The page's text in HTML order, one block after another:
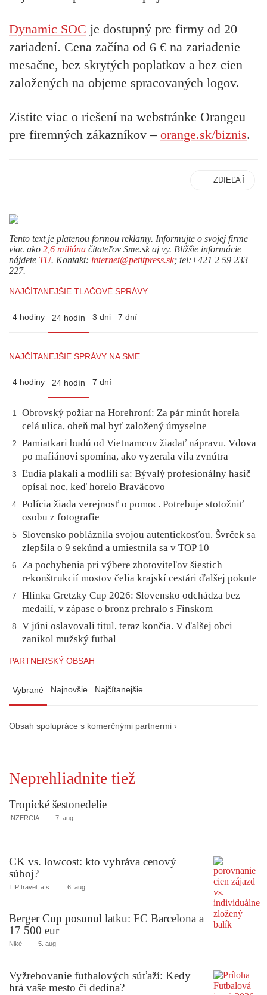
Dynamic SOC je dostupný pre firmy od 20
zariadení. Cena začína od 6 € na zariadenie
mesačne, bez skrytých poplatkov a bez cien
založených na objeme spracovaných logov.
Zistite viac o riešení na webstránke Orangeu
pre firemných zákazníkov – orange.sk/biznis.
ZDIEĽAŤ
Tento text je platenou formou reklamy. Informujte o svojej firme
viac ako 2,6 milióna čitateľov Sme.sk aj vy. Bližšie informácie
nájdete TU. Kontakt: internet@petitpress.sk; tel:+421 2 59 233
227.
NAJČÍTANEJŠIE TLAČOVÉ SPRÁVY
4 hodiny 24 hodín 3 dni 7 dní
NAJČÍTANEJŠIE SPRÁVY NA SME
4 hodiny 24 hodín 7 dní
1
Obrovský požiar na Horehroní: Za pár minút horela
celá ulica, oheň mal byť založený úmyselne
2
Pamiatkari budú od Vietnamcov žiadať nápravu. Vdova
po mafiánovi spomína, ako vyzerala vila zvnútra
3
Ľudia plakali a modlili sa: Bývalý profesionálny hasič
opísal noc, keď horelo Braväcovo
4 Polícia žiada verejnosť o pomoc. Potrebuje stotožniť
osobu z fotografie
5
Slovensko pobláznila svojou autentickosťou. Švrček sa
zlepšila o 9 sekúnd a umiestnila sa v TOP 10
6
Za pochybenia pri výbere zhotoviteľov šiestich
rekonštrukcií mostov čelia krajskí cestári ďalšej pokute
7
Hlinka Gretzky Cup 2026: Slovensko odchádza bez
medailí, v zápase o bronz prehralo s Fínskom
8
V júni oslavovali titul, teraz končia. V ďalšej obci
zanikol mužský futbal
PARTNERSKÝ OBSAH
Vybrané Najnovšie Najčítanejšie
Obsah spolupráce s komerčnými partnermi ›
Neprehliadnite tiež
Tropické šestonedelie
INZERCIA 7. aug
CK vs. lowcost: kto vyhráva cenový
súboj?
TIP travel, a.s. 6. aug
Berger Cup posunul latku: FC Barcelona a
17 500 eur
Niké 5. aug
Vyžrebovanie futbalových súťaží: Kedy
hrá vaše mesto či dedina?